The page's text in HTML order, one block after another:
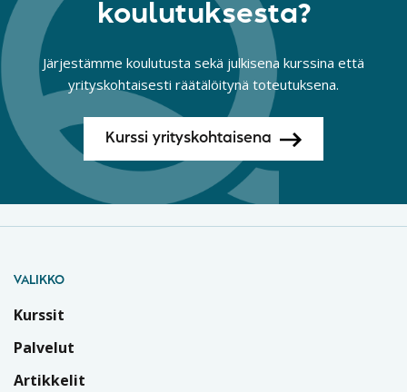
koulutuksesta?
Järjestämme koulutusta sekä julkisena kurssina että
yrityskohtaisesti räätälöitynä toteutuksena.
Kurssi yrityskohtaisena
VALIKKO
Kurssit
Palvelut
Artikkelit